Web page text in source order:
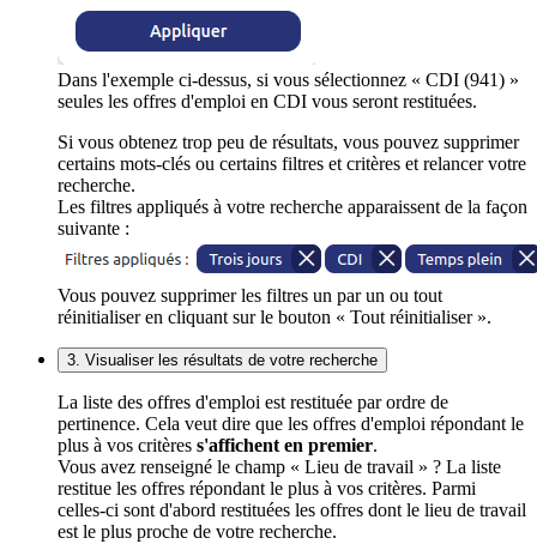
Dans l'exemple ci-dessus, si vous sélectionnez « CDI (941) »
seules les offres d'emploi en CDI vous seront restituées.
Si vous obtenez trop peu de résultats, vous pouvez supprimer
certains mots-clés ou certains filtres et critères et relancer votre
recherche.
Les filtres appliqués à votre recherche apparaissent de la façon
suivante :
Vous pouvez supprimer les filtres un par un ou tout
réinitialiser en cliquant sur le bouton « Tout réinitialiser ».
3. Visualiser les résultats de votre recherche
La liste des offres d'emploi est restituée par ordre de
pertinence. Cela veut dire que les offres d'emploi répondant le
plus à vos critères s'affichent en premier.
Vous avez renseigné le champ « Lieu de travail » ? La liste
restitue les offres répondant le plus à vos critères. Parmi
celles-ci sont d'abord restituées les offres dont le lieu de travail
est le plus proche de votre recherche.